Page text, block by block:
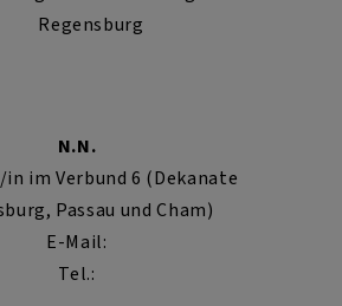
Regensburg
N.N.
im Verbund 6 (Dekanate
Passau und Cham)
E-Mail:
Tel.: